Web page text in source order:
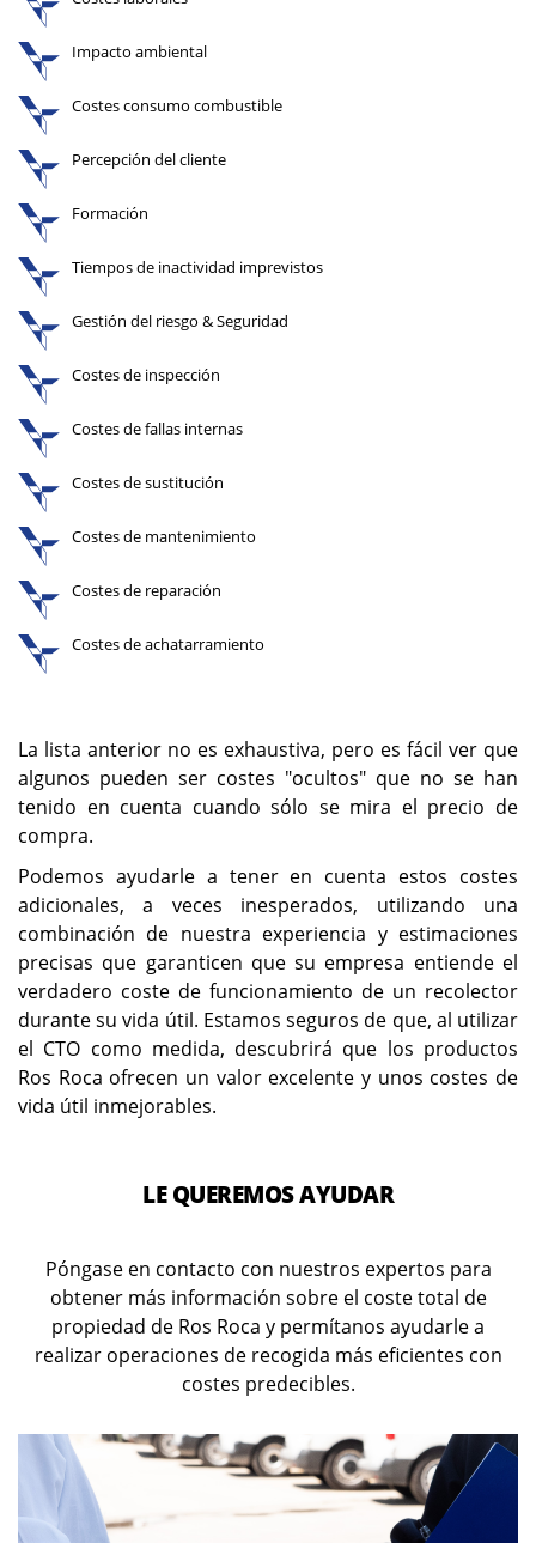
Impacto ambiental
Costes consumo combustible
Percepción del cliente
Formación
Tiempos de inactividad imprevistos
Gestión del riesgo & Seguridad
Costes de inspección
Costes de fallas internas
Costes de sustitución
Costes de mantenimiento
Costes de reparación
Costes de achatarramiento
La lista anterior no es exhaustiva, pero es fácil ver que
algunos pueden ser costes "ocultos" que no se han
tenido en cuenta cuando sólo se mira el precio de
compra.
Podemos ayudarle a tener en cuenta estos costes
adicionales, a veces inesperados, utilizando una
combinación de nuestra experiencia y estimaciones
precisas que garanticen que su empresa entiende el
verdadero coste de funcionamiento de un recolector
durante su vida útil. Estamos seguros de que, al utilizar
el CTO como medida, descubrirá que los productos
Ros Roca ofrecen un valor excelente y unos costes de
vida útil inmejorables.
LE QUEREMOS AYUDAR
Póngase en contacto con nuestros expertos para
obtener más información sobre el coste total de
propiedad de Ros Roca y permítanos ayudarle a
realizar operaciones de recogida más eficientes con
costes predecibles.